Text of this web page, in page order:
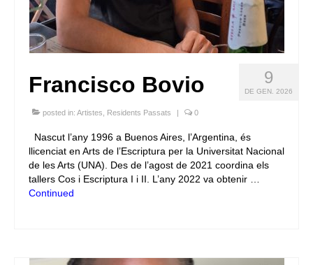
9
DE GEN. 2026
Francisco Bovio
posted in: Artistes Residents Passats | 0
Nascut l’any 1996 a Buenos Aires, l’Argentina, és
llicenciat en Arts de l’Escriptura per la Universitat Nacional
de les Arts (UNA). Des de l’agost de 2021 coordina els
tallers Cos i Escriptura I i II. L’any 2022 va obtenir …
Continued